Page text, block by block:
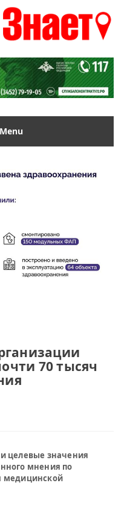
70 тысяч
целевые значения
мнения по
медицинской